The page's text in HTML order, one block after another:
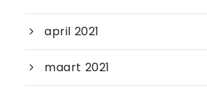
april 2021
maart 2021